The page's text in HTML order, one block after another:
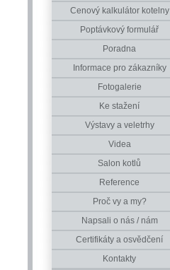
Cenový kalkulátor kotelny
Poptávkový formulář
Poradna
Informace pro zákazníky
Fotogalerie
Ke stažení
Výstavy a veletrhy
Videa
Salon kotlů
Reference
Proč vy a my?
Napsali o nás / nám
Certifikáty a osvědčení
Kontakty